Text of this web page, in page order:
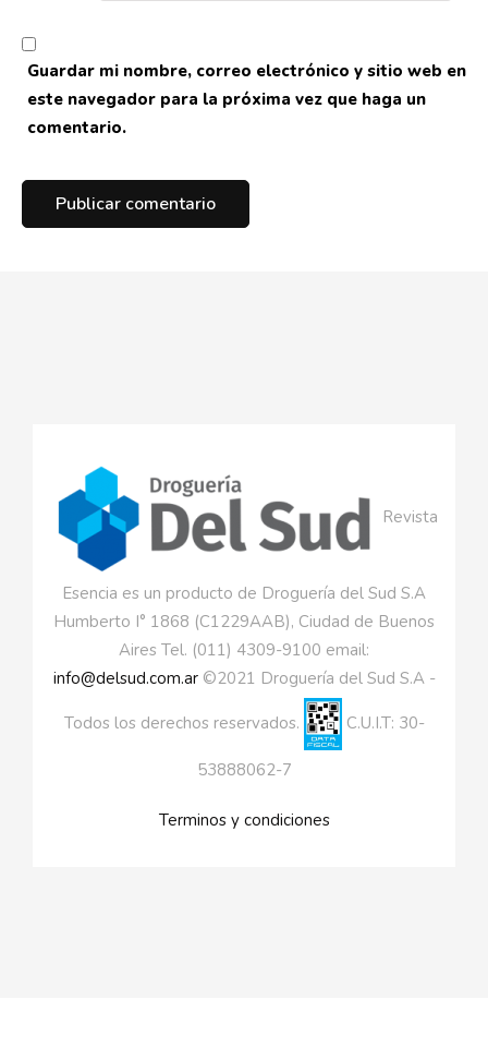
Guardar mi nombre, correo electrónico y sitio web en
este navegador para la próxima vez que haga un
comentario.
Revista
Esencia es un producto de Droguería del Sud S.A
Humberto I° 1868 (C1229AAB), Ciudad de Buenos
Aires Tel. (011) 4309-9100 email:
info@delsud.com.ar©2021 Droguería del Sud S.A -
Todos los derechos reservados. C.U.I.T: 30-
53888062-7
Terminos y condiciones